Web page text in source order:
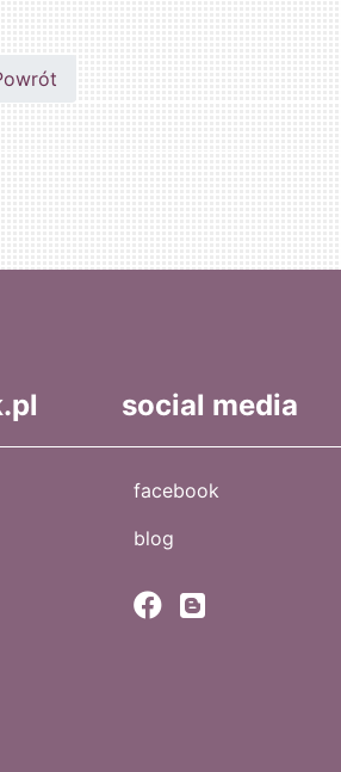
social media
facebook
blog